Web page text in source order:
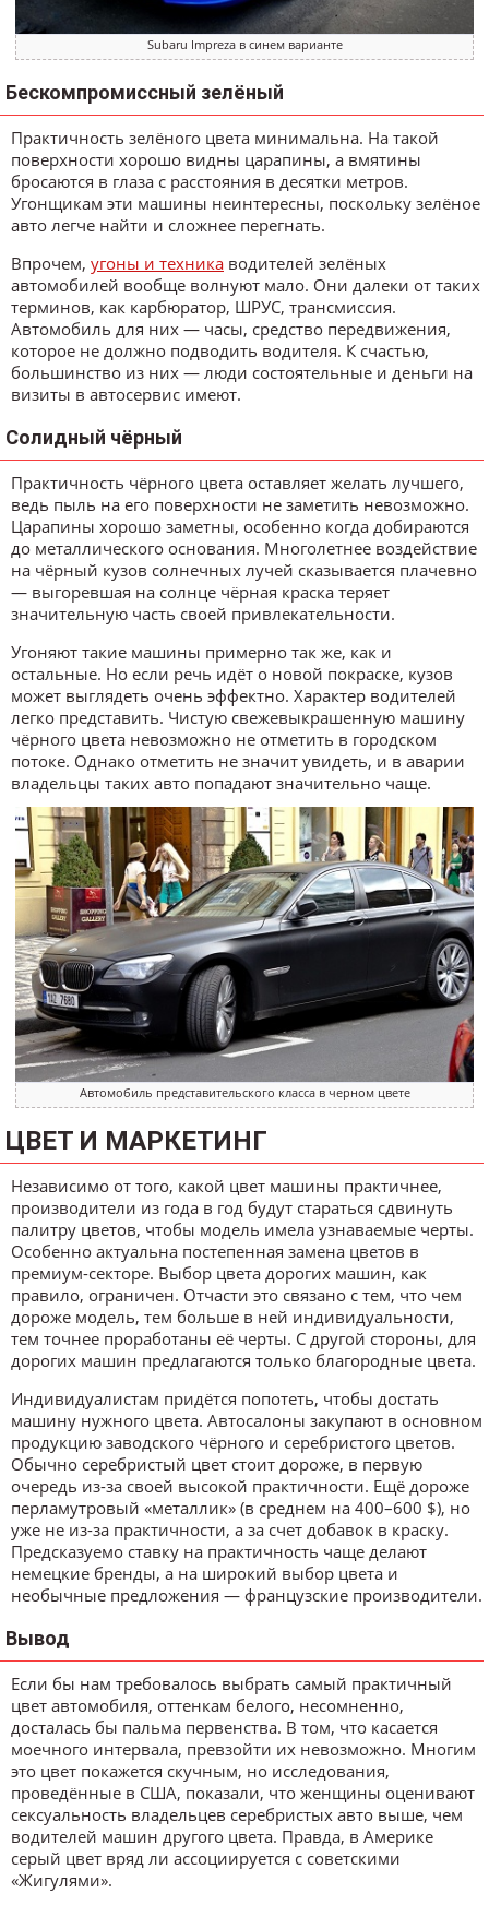
Subaru Impreza в синем варианте
Бескомпромиссный зелёный
Практичность зелёного цвета минимальна. На такой
поверхности хорошо видны царапины, а вмятины
бросаются в глаза с расстояния в десятки метров.
Угонщикам эти машины неинтересны, поскольку зелёное
авто легче найти и сложнее перегнать.
Впрочем, угоны и техника водителей зелёных
автомобилей вообще волнуют мало. Они далеки от таких
терминов, как карбюратор, ШРУС, трансмиссия.
Автомобиль для них — часы, средство передвижения,
которое не должно подводить водителя. К счастью,
большинство из них — люди состоятельные и деньги на
визиты в автосервис имеют.
Солидный чёрный
Практичность чёрного цвета оставляет желать лучшего,
ведь пыль на его поверхности не заметить невозможно.
Царапины хорошо заметны, особенно когда добираются
до металлического основания. Многолетнее воздействие
на чёрный кузов солнечных лучей сказывается плачевно
— выгоревшая на солнце чёрная краска теряет
значительную часть своей привлекательности.
Угоняют такие машины примерно так же, как и
остальные. Но если речь идёт о новой покраске, кузов
может выглядеть очень эффектно. Характер водителей
легко представить. Чистую свежевыкрашенную машину
чёрного цвета невозможно не отметить в городском
потоке. Однако отметить не значит увидеть, и в аварии
владельцы таких авто попадают значительно чаще.
Автомобиль представительского класса в черном цвете
ЦВЕТ И МАРКЕТИНГ
Независимо от того, какой цвет машины практичнее,
производители из года в год будут стараться сдвинуть
палитру цветов, чтобы модель имела узнаваемые черты.
Особенно актуальна постепенная замена цветов в
премиум-секторе. Выбор цвета дорогих машин, как
правило, ограничен. Отчасти это связано с тем, что чем
дороже модель, тем больше в ней индивидуальности,
тем точнее проработаны её черты. С другой стороны, для
дорогих машин предлагаются только благородные цвета.
Индивидуалистам придётся попотеть, чтобы достать
машину нужного цвета. Автосалоны закупают в основном
продукцию заводского чёрного и серебристого цветов.
Обычно серебристый цвет стоит дороже, в первую
очередь из-за своей высокой практичности. Ещё дороже
перламутровый «металлик» (в среднем на 400–600 $), но
уже не из-за практичности, а за счет добавок в краску.
Предсказуемо ставку на практичность чаще делают
немецкие бренды, а на широкий выбор цвета и
необычные предложения — французские производители.
Вывод
Если бы нам требовалось выбрать самый практичный
цвет автомобиля, оттенкам белого, несомненно,
досталась бы пальма первенства. В том, что касается
моечного интервала, превзойти их невозможно. Многим
это цвет покажется скучным, но исследования,
проведённые в США, показали, что женщины оценивают
сексуальность владельцев серебристых авто выше, чем
водителей машин другого цвета. Правда, в Америке
серый цвет вряд ли ассоциируется с советскими
«Жигулями».